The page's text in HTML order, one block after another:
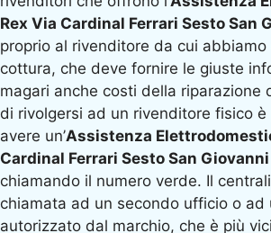
Rex Via Cardinal Ferrari Sesto San
proprio al rivenditore da cui
cottura, che deve fornire le giuste
magari anche costi della riparazione
di rivolgersi ad un rivenditore fisico
avere un’Assistenza
Cardinal Ferrari Sesto San Giovanni
chiamando il numero verde. Il
chiamata ad un secondo ufficio o ad
autorizzato dal marchio, che è più